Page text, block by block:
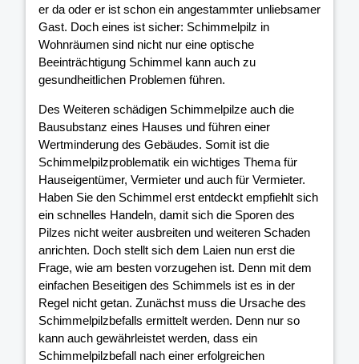
er da oder er ist schon ein angestammter unliebsamer
Gast. Doch eines ist sicher: Schimmelpilz in
Wohnräumen sind nicht nur eine optische
Beeinträchtigung Schimmel kann auch zu
gesundheitlichen Problemen führen.
Des Weiteren schädigen Schimmelpilze auch die
Bausubstanz eines Hauses und führen einer
Wertminderung des Gebäudes. Somit ist die
Schimmelpilzproblematik ein wichtiges Thema für
Hauseigentümer, Vermieter und auch für Vermieter.
Haben Sie den Schimmel erst entdeckt empfiehlt sich
ein schnelles Handeln, damit sich die Sporen des
Pilzes nicht weiter ausbreiten und weiteren Schaden
anrichten. Doch stellt sich dem Laien nun erst die
Frage, wie am besten vorzugehen ist. Denn mit dem
einfachen Beseitigen des Schimmels ist es in der
Regel nicht getan. Zunächst muss die Ursache des
Schimmelpilzbefalls ermittelt werden. Denn nur so
kann auch gewährleistet werden, dass ein
Schimmelpilzbefall nach einer erfolgreichen